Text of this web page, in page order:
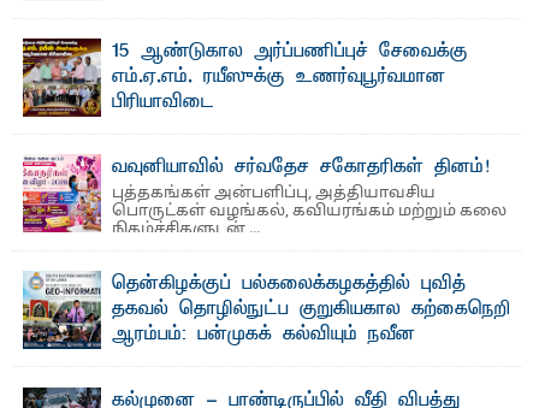
ஜே. எப். காமிலா பேகம்- இ லங்கை அரசாங்கம் அரசுசாரா
அமைப்புகள் (NGO) தொடர்பான புதிய சட்டமூலத்தை ...
15 ஆண்டுகால அர்ப்பணிப்புச் சேவைக்கு
எம்.ஏ.எம். ரயீஸுக்கு உணர்வுபூர்வமான
பிரியாவிடை
வவுனியாவில் சர்வதேச சகோதரிகள் தினம்!
புத்தகங்கள் அன்பளிப்பு, அத்தியாவசிய
பொருட்கள் வழங்கல், கவியரங்கம் மற்றும் கலை
நிகழ்ச்சிகளுடன் ...
தென்கிழக்குப் பல்கலைக்கழகத்தில் புவித்
தகவல் தொழில்நுட்ப குறுகியகால கற்கைநெறி
ஆரம்பம்: பன்முகக் கல்வியும் நவீன
தொழில்நுட்பமும் காலத்தின் தேவை – பீடாதிபதி
பேராசிரியர் எம். எம். பாஸில்
கல்முனை - பாண்டிருப்பில் வீதி விபத்து